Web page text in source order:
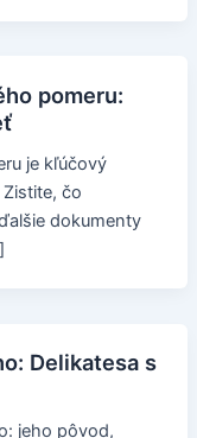
pomeru:
je kľúčový
čo
dokumenty
Delikatesa s
jeho pôvod,